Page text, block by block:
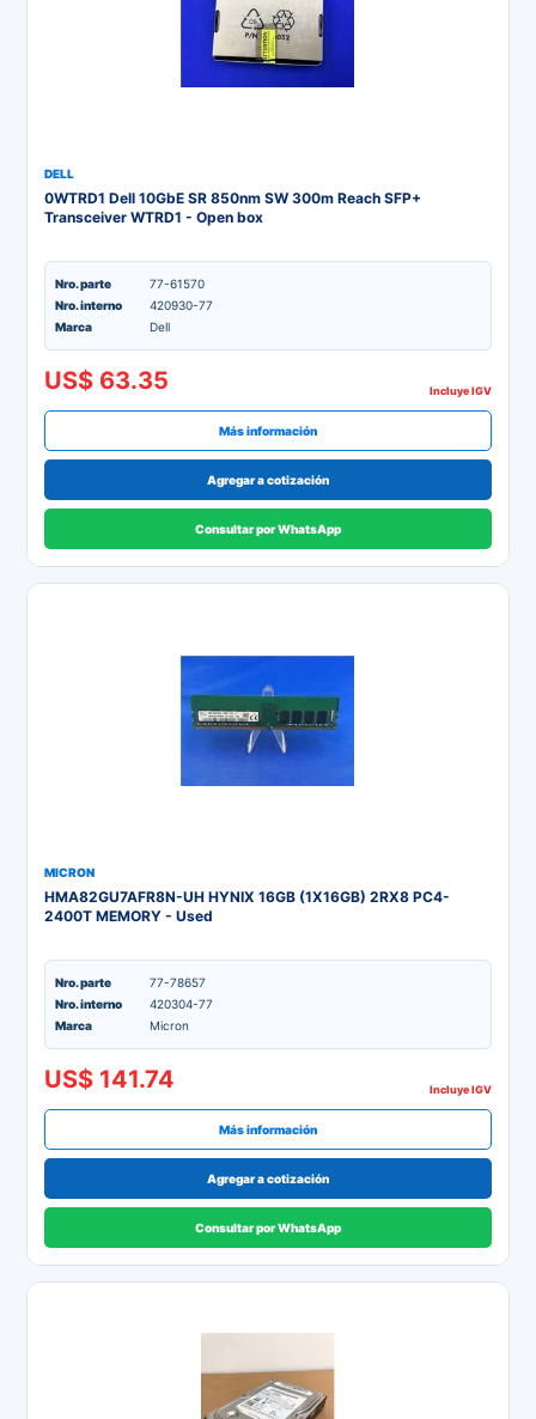
DELL
0WTRD1 Dell 10GbE SR 850nm SW 300m Reach SFP+
Transceiver WTRD1 - Open box
Nro. parte
77-61570
Nro. interno
420930-77
Marca
Dell
US$ 63.35 Incluye IGV
Más información
Agregar a cotización
Consultar por WhatsApp
MICRON
HMA82GU7AFR8N-UH HYNIX 16GB (1X16GB) 2RX8 PC4-
2400T MEMORY - Used
Nro. parte
77-78657
Nro. interno
420304-77
Marca
Micron
US$ 141.74 Incluye IGV
Más información
Agregar a cotización
Consultar por WhatsApp